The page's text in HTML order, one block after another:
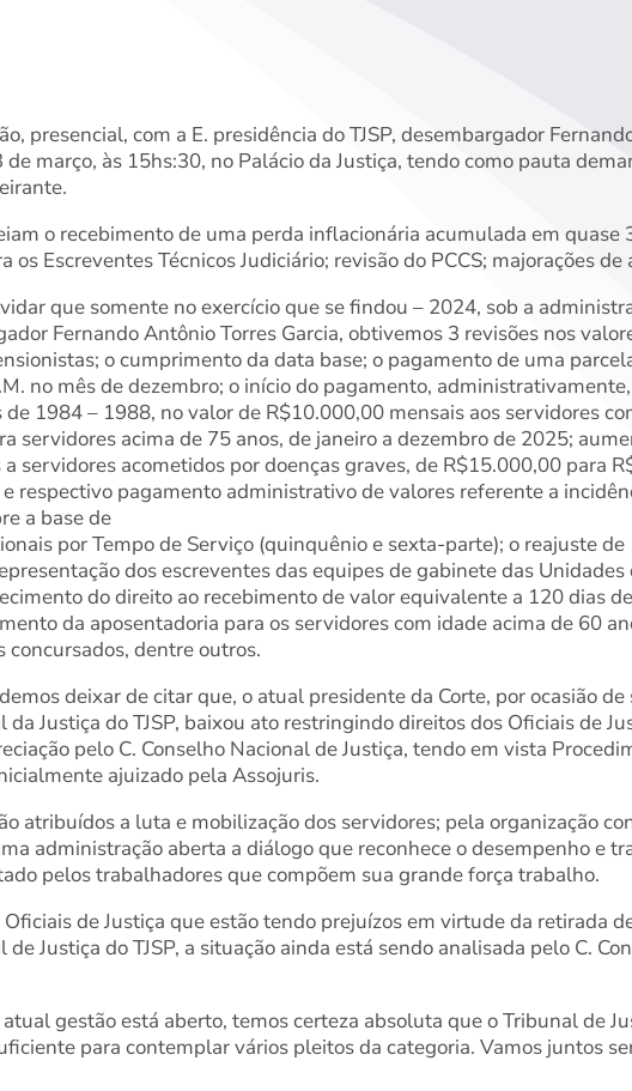
presencial, com a E. presidência do TJSP, desembargador
março, às 15hs:30, no Palácio da Justiça, tendo como pauta
o recebimento de uma perda inflacionária acumulada em
os Escreventes Técnicos Judiciário; revisão do PCCS; majorações
que somente no exercício que se findou – 2024, sob a
Fernando Antônio Torres Garcia, obtivemos 3 revisões nos
o cumprimento da data base; o pagamento de uma
no mês de dezembro; o início do pagamento,
de 1984 – 1988, no valor de R$10.000,00 mensais aos servidores
servidores acima de 75 anos, de janeiro a dezembro de 2025;
servidores acometidos por doenças graves, de R$15.000,00 para
respectivo pagamento administrativo de valores referente a
a base de
por Tempo de Serviço (quinquênio e sexta-parte); o reajuste
dos escreventes das equipes de gabinete das
do direito ao recebimento de valor equivalente a 120 dias
da aposentadoria para os servidores com idade acima de 60
concursados, dentre outros.
deixar de citar que, o atual presidente da Corte, por ocasião
da Justiça do TJSP, baixou ato restringindo direitos dos Oficiais de
pelo C. Conselho Nacional de Justiça, tendo em vista
ajuizado pela Assojuris.
atribuídos a luta e mobilização dos servidores; pela organização
administração aberta a diálogo que reconhece o desempenho e
pelos trabalhadores que compõem sua grande força trabalho.
Oficiais de Justiça que estão tendo prejuízos em virtude da retirada
de Justiça do TJSP, a situação ainda está sendo analisada pelo C.
gestão está aberto, temos certeza absoluta que o Tribunal de
para contemplar vários pleitos da categoria. Vamos juntos